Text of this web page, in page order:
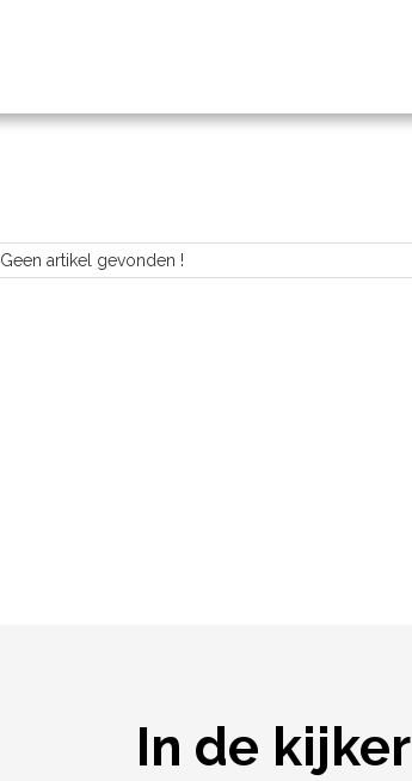
Geen artikel gevonden !
In de kijker